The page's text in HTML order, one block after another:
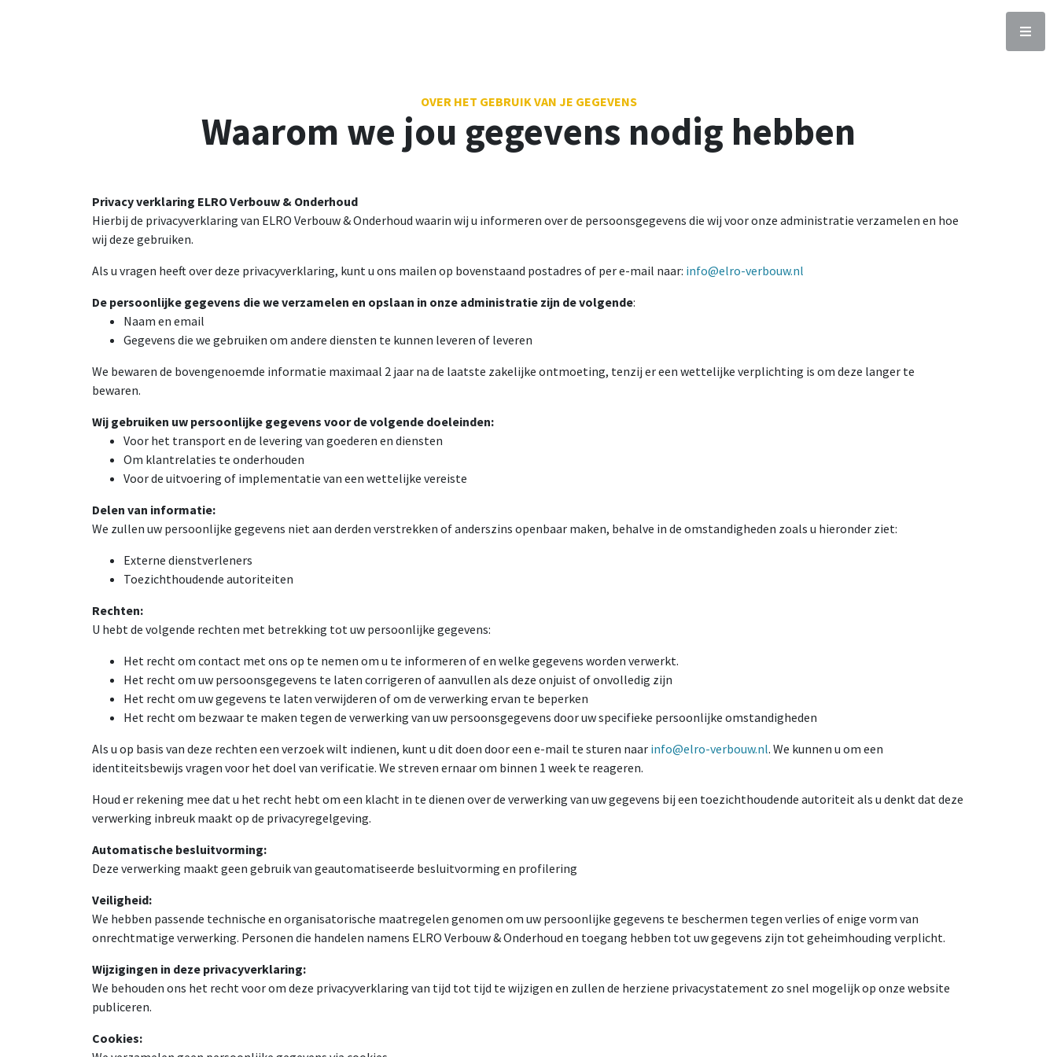
OVER HET GEBRUIK VAN JE GEGEVENS
Waarom we jou gegevens nodig hebben
Privacy verklaring ELRO Verbouw & Onderhoud
Hierbij de privacyverklaring van ELRO Verbouw & Onderhoud waarin wij u informeren over de persoonsgegevens die wij voor onze administratie verzamelen en hoe
wij deze gebruiken.
Als u vragen heeft over deze privacyverklaring, kunt u ons mailen op bovenstaand postadres of per e-mail naar: info@elro-verbouw.nl
De persoonlijke gegevens die we verzamelen en opslaan in onze administratie zijn de volgende:
Naam en email
Gegevens die we gebruiken om andere diensten te kunnen leveren of leveren
We bewaren de bovengenoemde informatie maximaal 2 jaar na de laatste zakelijke ontmoeting, tenzij er een wettelijke verplichting is om deze langer te
bewaren.
Wij gebruiken uw persoonlijke gegevens voor de volgende doeleinden:
Voor het transport en de levering van goederen en diensten
Om klantrelaties te onderhouden
Voor de uitvoering of implementatie van een wettelijke vereiste
Delen van informatie:
We zullen uw persoonlijke gegevens niet aan derden verstrekken of anderszins openbaar maken, behalve in de omstandigheden zoals u hieronder ziet:
Externe dienstverleners
Toezichthoudende autoriteiten
Rechten:
U hebt de volgende rechten met betrekking tot uw persoonlijke gegevens:
Het recht om contact met ons op te nemen om u te informeren of en welke gegevens worden verwerkt.
Het recht om uw persoonsgegevens te laten corrigeren of aanvullen als deze onjuist of onvolledig zijn
Het recht om uw gegevens te laten verwijderen of om de verwerking ervan te beperken
Het recht om bezwaar te maken tegen de verwerking van uw persoonsgegevens door uw specifieke persoonlijke omstandigheden
Als u op basis van deze rechten een verzoek wilt indienen, kunt u dit doen door een e-mail te sturen naar info@elro-verbouw.nl. We kunnen u om een ​​
identiteitsbewijs vragen voor het doel van verificatie. We streven ernaar om binnen 1 week te reageren.
Houd er rekening mee dat u het recht hebt om een ​​klacht in te dienen over de verwerking van uw gegevens bij een toezichthoudende autoriteit als u denkt dat deze
verwerking inbreuk maakt op de privacyregelgeving.
Automatische besluitvorming:
Deze verwerking maakt geen gebruik van geautomatiseerde besluitvorming en profilering
Veiligheid:
We hebben passende technische en organisatorische maatregelen genomen om uw persoonlijke gegevens te beschermen tegen verlies of enige vorm van
onrechtmatige verwerking. Personen die handelen namens ELRO Verbouw & Onderhoud en toegang hebben tot uw gegevens zijn tot geheimhouding verplicht.
Wijzigingen in deze privacyverklaring:
We behouden ons het recht voor om deze privacyverklaring van tijd tot tijd te wijzigen en zullen de herziene privacystatement zo snel mogelijk op onze website
publiceren.
Cookies: